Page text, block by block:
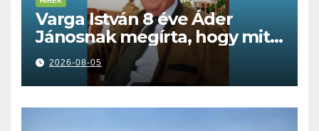
Varga István 8 éve Áder
Jánosnak megírta, hogy mit
kell tennünk a Dunával
2026-08-05